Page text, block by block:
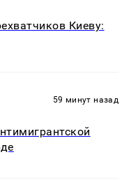
Киеву:
59 минут назад